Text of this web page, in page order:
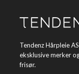
Tendenz Hårpleie
eksklusive merker
frisør.